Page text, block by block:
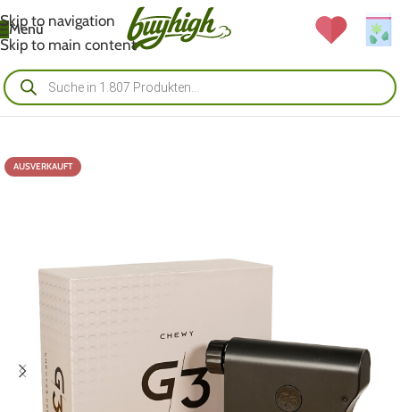
Skip to navigation
Skip to main content
Menü
AUSVERKAUFT